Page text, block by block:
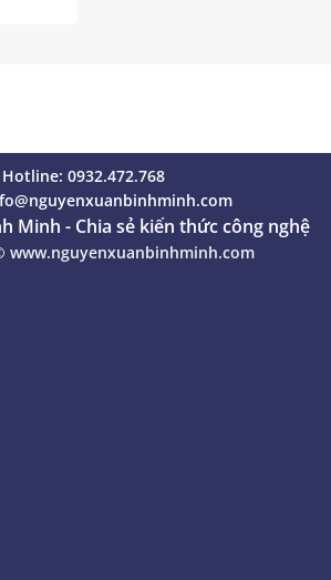
Hotline: 0932.472.768
Minh - Chia sẻ kiến thức công nghệ
www.nguyenxuanbinhminh.com